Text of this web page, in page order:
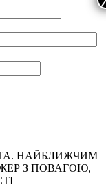
НАЙБЛИЖЧИМ
З ПОВАГОЮ,